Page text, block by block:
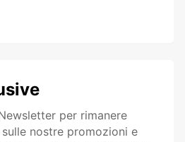
per rimanere
nostre promozioni e